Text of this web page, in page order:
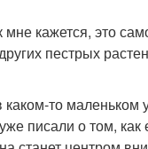
кажется, это
пестрых
то маленьком
писали о том, как